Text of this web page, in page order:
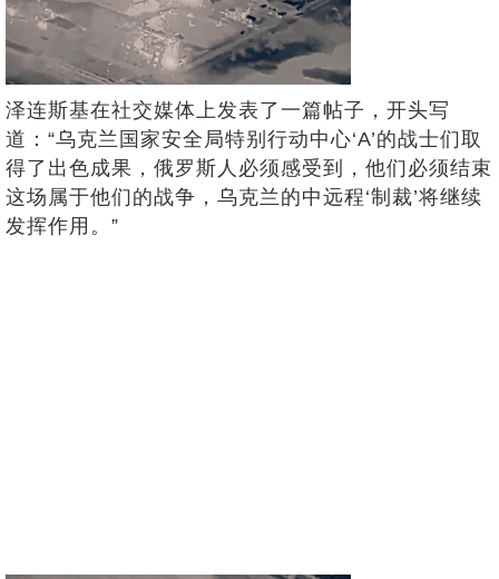
泽连斯基在社交媒体上发表了一篇帖子，开头写
道：“乌克兰国家安全局特别行动中心‘A’的战士们取
得了出色成果，俄罗斯人必须感受到，他们必须结束
这场属于他们的战争，乌克兰的中远程‘制裁’将继续
发挥作用。”